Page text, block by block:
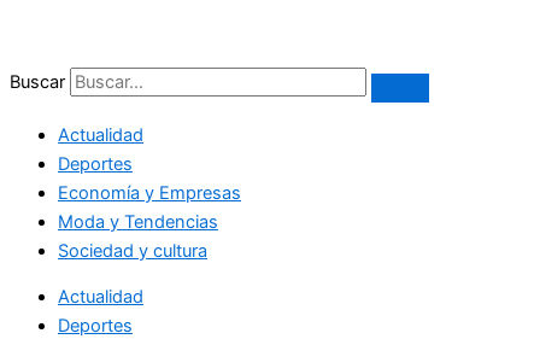
contenido
Buscar
Actualidad
Deportes
Economía y Empresas
Moda y Tendencias
Sociedad y cultura
Actualidad
Deportes